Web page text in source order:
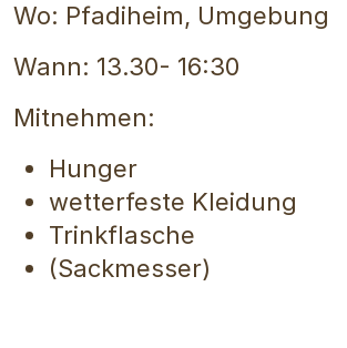
Wo: Pfadiheim, Umgebung
Wann: 13.30- 16:30
Mitnehmen:
Hunger
wetterfeste Kleidung
Trinkflasche
(Sackmesser)